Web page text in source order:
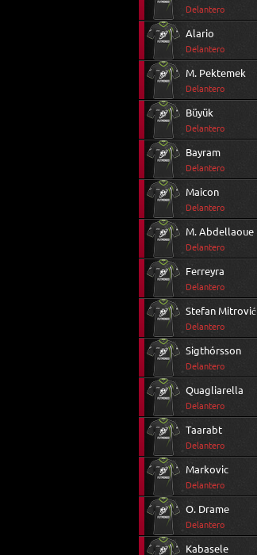
Delantero
Alario
Delantero
M. Pektemek
Delantero
Büyük
Delantero
Bayram
Delantero
Maicon
Delantero
M. Abdellaoue
Delantero
Ferreyra
Delantero
Stefan Mitrović
Delantero
Sigthórsson
Delantero
Quagliarella
Delantero
Taarabt
Delantero
Markovic
Delantero
O. Drame
Delantero
Kabasele